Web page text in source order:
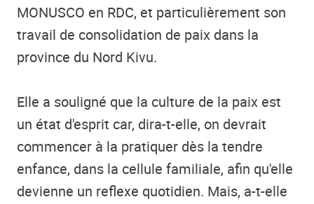
MONUSCO en RDC, et particulièrement son
travail de consolidation de paix dans la
province du Nord Kivu.
Elle a souligné que la culture de la paix est
un état d'esprit car, dira-t-elle, on devrait
commencer à la pratiquer dès la tendre
enfance, dans la cellule familiale, afin qu'elle
devienne un reflexe quotidien. Mais, a-t-elle